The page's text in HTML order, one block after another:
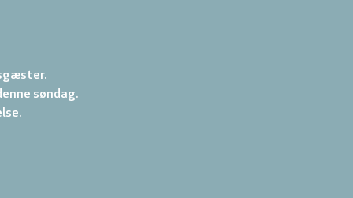
søndag.